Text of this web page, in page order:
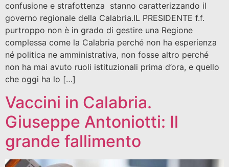
confusione e strafottenza stanno caratterizzando il
governo regionale della Calabria.IL PRESIDENTE f.f.
purtroppo non è in grado di gestire una Regione
complessa come la Calabria perché non ha esperienza
né politica ne amministrativa, non fosse altro perché
non ha mai avuto ruoli istituzionali prima d’ora, e quello
che oggi ha lo […]
Vaccini in Calabria.
Giuseppe Antoniotti: Il
grande fallimento